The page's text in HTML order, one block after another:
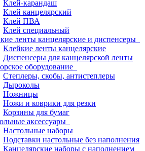
Клей-карандаш
Клей канцелярский
Клей ПВА
Клей специальный
ленты канцелярские и диспенсеры
Клейкие ленты канцелярские
Диспенсеры для канцелярской ленты
оборудование
Степлеры, скобы, антистеплеры
Дыроколы
Ножницы
Ножи и коврики для резки
Корзины для бумаг
аксессуары
Настольные наборы
Подставки настольные без наполнения
Канцелярские наборы с наполнением